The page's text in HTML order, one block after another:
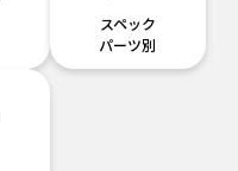
スペック
パーツ別